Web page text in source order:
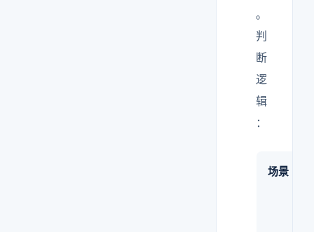
。
判
断
逻
辑
：
场景